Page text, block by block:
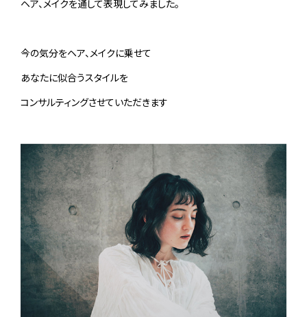
ヘア、メイクを通して表現してみました。
今の気分をヘア、メイクに乗せて
あなたに似合うスタイルを
コンサルティングさせていただきます